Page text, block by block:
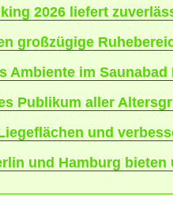
2026 liefert
großzügige
Ambiente im
Publikum aller
und
und Hamburg